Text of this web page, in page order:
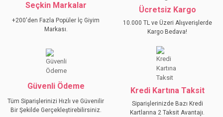
Ürün açıklamasında eksik bilgiler bulunuyor.
Ürün fiyatı diğer sitelerden daha pahalı.
Bu ürüne benzer farklı alternatifler olmalı.
Seçkin Markalar
+200'den Fazla Popüler İç Giyim
Markası.
Ücretsiz Kargo
10.000 TL ve Üzeri Alışverişlerde
Kargo Bedava!
Güvenli Ödeme
Tüm Siparişlerinizi Hızlı ve Güvenilir
Bir Şekilde Gerçekleştirebilirsiniz.
Kredi Kartına Taksit
Siparişlerinizde Bazı Kredi
Kartlarına 2 Taksit Avantajı.